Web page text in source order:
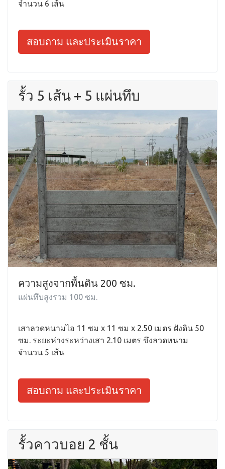
จำนวน 6 เส้น
สอบถาม และประเมินราคา
รั้ว 5 เส้น + 5 แผ่นทึบ
ความสูงจากพื้นดิน 200 ซม.
แผ่นทึบสูงรวม 100 ซม.
เสาลวดหนามไอ 11 ซม x 11 ซม x 2.50 เมตร ฝังดิน 50
ซม. ระยะห่างระหว่างเสา 2.10 เมตร ขึงลวดหนาม
จำนวน 5 เส้น
สอบถาม และประเมินราคา
รั้วคาวบอย 2 ชั้น